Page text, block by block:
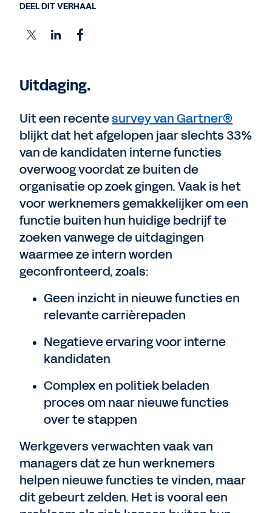
Uitdaging.
Uit een recentesurvey van Gartner®
blijkt dat het afgelopen jaar slechts 33%
van de kandidaten interne functies
overwoog voordat ze buiten de
organisatie op zoek gingen. Vaak is het
voor werknemers gemakkelijker om een
functie buiten hun huidige bedrijf te
zoeken vanwege de uitdagingen
waarmee ze intern worden
geconfronteerd, zoals:
Geen inzicht in nieuwe functies en
relevante carrièrepaden
Negatieve ervaring voor interne
kandidaten
Complex en politiek beladen
proces om naar nieuwe functies
over te stappen
Werkgevers verwachten vaak van
managers dat ze hun werknemers
helpen nieuwe functies te vinden, maar
dit gebeurt zelden. Het is vooral een
DEEL DIT VERHAAL